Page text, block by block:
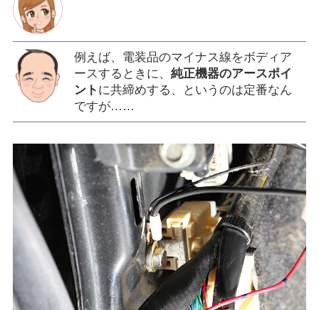
例えば、電装品のマイナス線をボディア
ースするときに、 純正機器のアースポイ
ント に共締めする、というのは定番なん
ですが……